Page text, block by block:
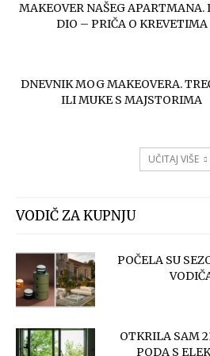
MAKEOVER NAŠEG APARTMANA.
DIO – PRIČA O KREVETIMA
DNEVNIK MOG MAKEOVERA.
ILI MUKE S MAJSTORIMA
UČITAJ VIŠE
VODIČ ZA KUPNJU
POČELA SU
OTKRILA SAM
PODA S